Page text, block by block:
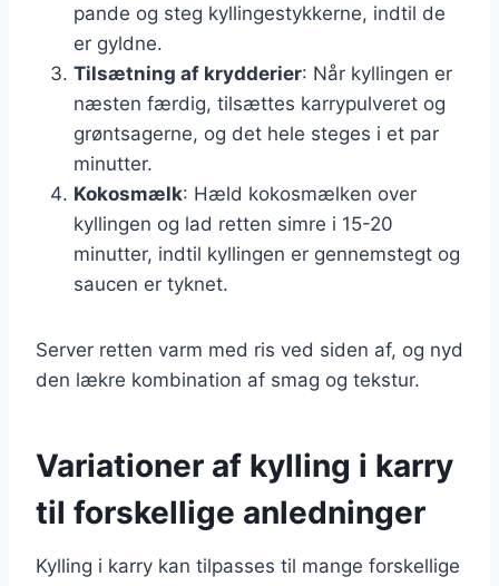
pande og steg kyllingestykkerne, indtil de
er gyldne.
Tilsætning af krydderier: Når kyllingen er
næsten færdig, tilsættes karrypulveret og
grøntsagerne, og det hele steges i et par
minutter.
Kokosmælk: Hæld kokosmælken over
kyllingen og lad retten simre i 15-20
minutter, indtil kyllingen er gennemstegt og
saucen er tyknet.
Server retten varm med ris ved siden af, og nyd
den lækre kombination af smag og tekstur.
Variationer af kylling i karry
til forskellige anledninger
Kylling i karry kan tilpasses til mange forskellige